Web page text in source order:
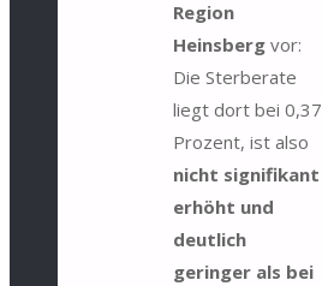
Region
Heinsbergvor:
Die Sterberate
liegt dort bei 0,37
Prozent, ist also
nicht signifikant
erhöht und
deutlich
geringer als bei